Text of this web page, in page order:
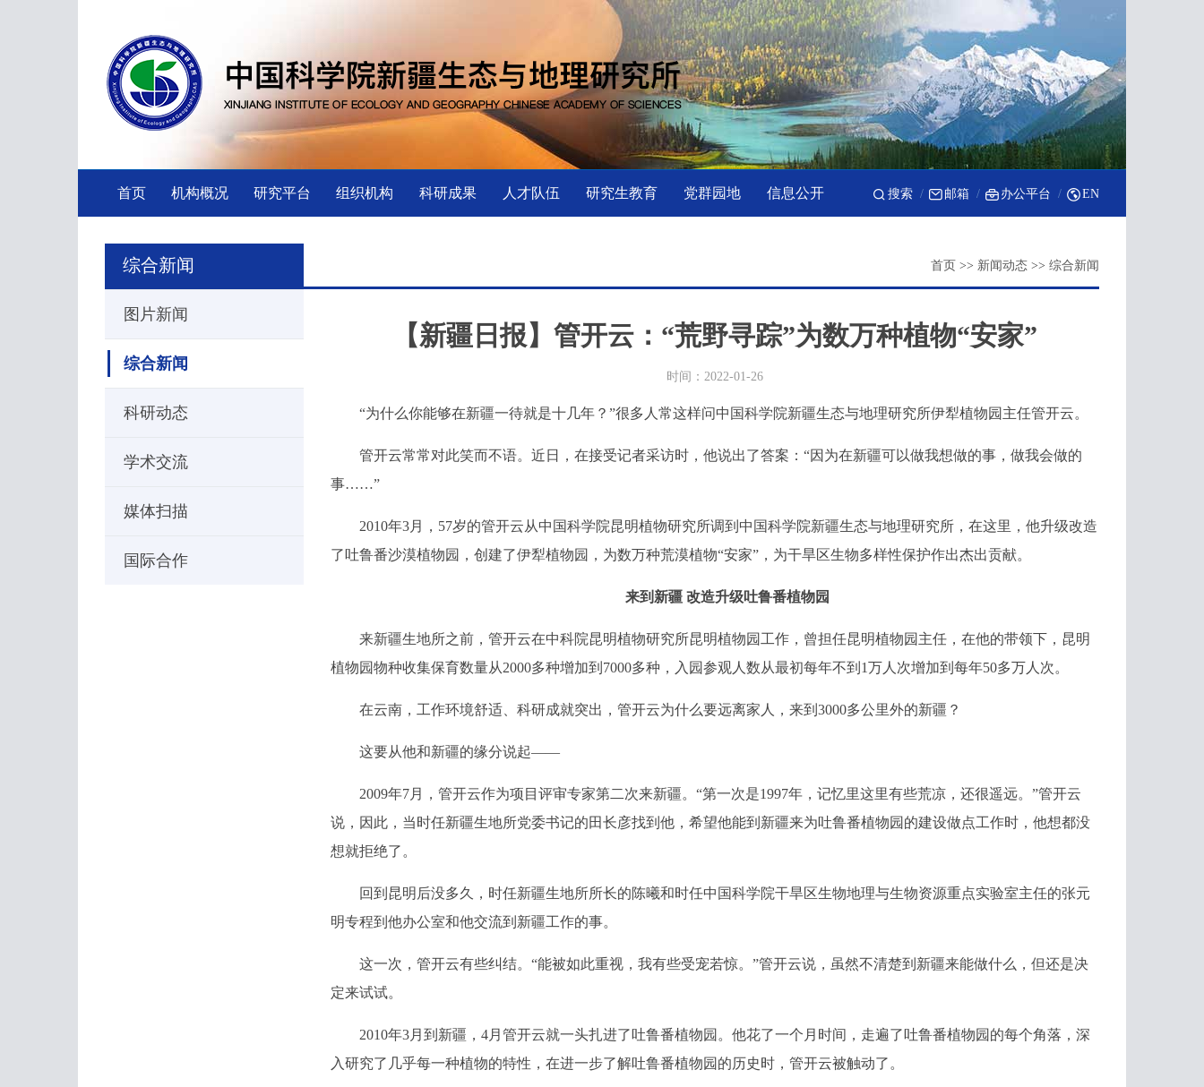
首页 机构概况 研究平台 组织机构 科研成果 人才队伍 研究生教育 党群园地 信息公开 搜索 邮箱 办公平台 EN
综合新闻 首页 >> 新闻动态 >> 综合新闻
图片新闻
综合新闻
科研动态
学术交流
媒体扫描
国际合作
【新疆日报】管开云：“荒野寻踪”为数万种植物“安家”
时间：2022-01-26
“为什么你能够在新疆一待就是十几年？”很多人常这样问中国科学院新疆生态与地理研究所伊犁植物园主任管开云。
管开云常常对此笑而不语。近日，在接受记者采访时，他说出了答案：“因为在新疆可以做我想做的事，做我会做的
事……”
2010年3月，57岁的管开云从中国科学院昆明植物研究所调到中国科学院新疆生态与地理研究所，在这里，他升级改造
了吐鲁番沙漠植物园，创建了伊犁植物园，为数万种荒漠植物“安家”，为干旱区生物多样性保护作出杰出贡献。
来到新疆 改造升级吐鲁番植物园
来新疆生地所之前，管开云在中科院昆明植物研究所昆明植物园工作，曾担任昆明植物园主任，在他的带领下，昆明
植物园物种收集保育数量从2000多种增加到7000多种，入园参观人数从最初每年不到1万人次增加到每年50多万人次。
在云南，工作环境舒适、科研成就突出，管开云为什么要远离家人，来到3000多公里外的新疆？
这要从他和新疆的缘分说起——
2009年7月，管开云作为项目评审专家第二次来新疆。“第一次是1997年，记忆里这里有些荒凉，还很遥远。”管开云
说，因此，当时任新疆生地所党委书记的田长彦找到他，希望他能到新疆来为吐鲁番植物园的建设做点工作时，他想都没
想就拒绝了。
回到昆明后没多久，时任新疆生地所所长的陈曦和时任中国科学院干旱区生物地理与生物资源重点实验室主任的张元
明专程到他办公室和他交流到新疆工作的事。
这一次，管开云有些纠结。“能被如此重视，我有些受宠若惊。”管开云说，虽然不清楚到新疆来能做什么，但还是决
定来试试。
2010年3月到新疆，4月管开云就一头扎进了吐鲁番植物园。他花了一个月时间，走遍了吐鲁番植物园的每个角落，深
入研究了几乎每一种植物的特性，在进一步了解吐鲁番植物园的历史时，管开云被触动了。